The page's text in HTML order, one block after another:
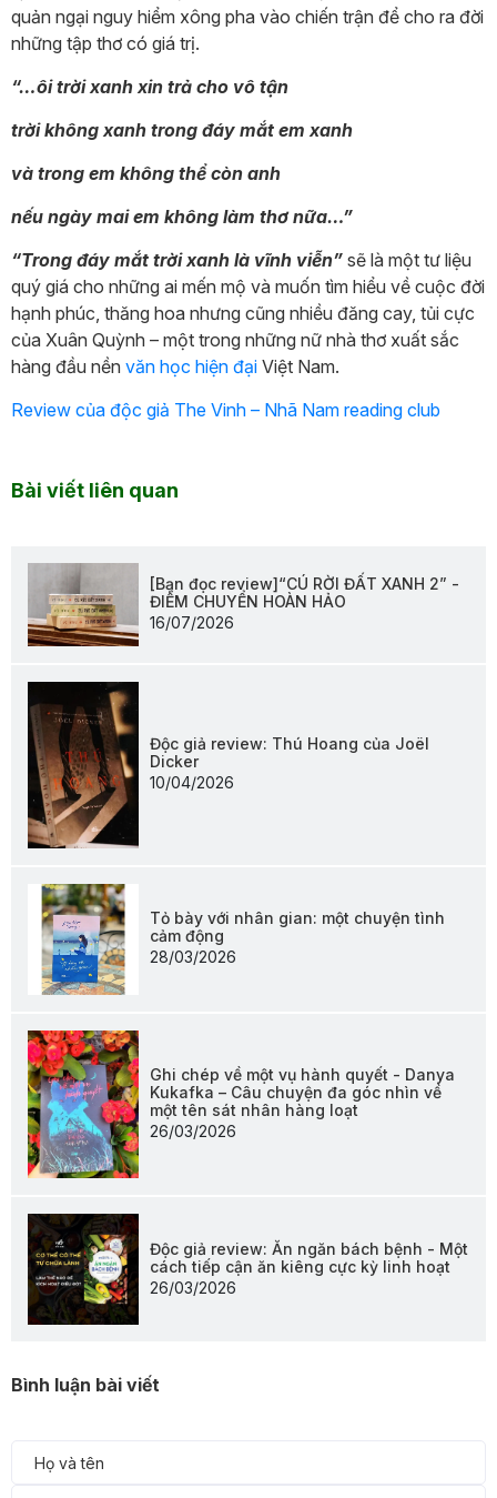
quản ngại nguy hiểm xông pha vào chiến trận để cho ra đời
những tập thơ có giá trị.
“…ôi trời xanh xin trả cho vô tận
trời không xanh trong đáy mắt em xanh
và trong em không thể còn anh
nếu ngày mai em không làm thơ nữa…”
“Trong đáy mắt trời xanh là vĩnh viễn” sẽ là một tư liệu
quý giá cho những ai mến mộ và muốn tìm hiểu về cuộc đời
hạnh phúc, thăng hoa nhưng cũng nhiều đăng cay, tủi cực
của Xuân Quỳnh – một trong những nữ nhà thơ xuất sắc
hàng đầu nền văn học hiện đại Việt Nam.
Review của độc giả The Vinh – Nhã Nam reading club
Bài viết liên quan
[Bạn đọc review]“CÚ RỜI ĐẤT XANH 2” -
ĐIỂM CHUYỂN HOÀN HẢO
16/07/2026
Độc giả review: Thú Hoang của Joël
Dicker
10/04/2026
Tỏ bày với nhân gian: một chuyện tình
cảm động
28/03/2026
Ghi chép về một vụ hành quyết - Danya
Kukafka – Câu chuyện đa góc nhìn về
một tên sát nhân hàng loạt
26/03/2026
Độc giả review: Ăn ngăn bách bệnh - Một
cách tiếp cận ăn kiêng cực kỳ linh hoạt
26/03/2026
Bình luận bài viết